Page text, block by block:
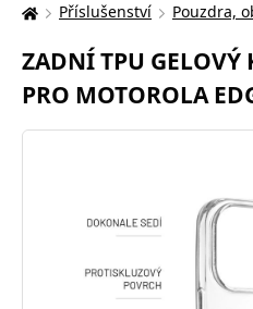
Zde
nacházíte:
Příslušenství Pouzdra,
ZADNÍ TPU GELOVÝ
PRO MOTOROLA